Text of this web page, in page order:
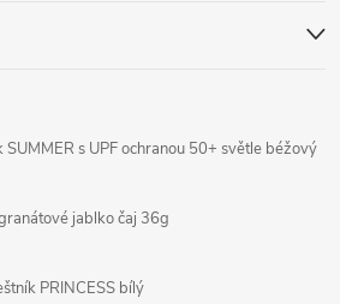
s UPF ochranou 50+ světle béžový
jablko čaj 36g
PRINCESS bílý